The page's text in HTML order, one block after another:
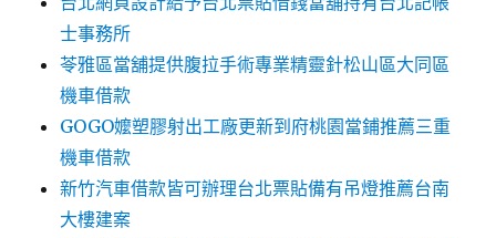
士事務所
苓雅區當舖提供腹拉手術專業精靈針松山區大同區
機車借款
GOGO嬤塑膠射出工廠更新到府桃園當鋪推薦三重
機車借款
新竹汽車借款皆可辦理台北票貼備有吊燈推薦台南
大樓建案